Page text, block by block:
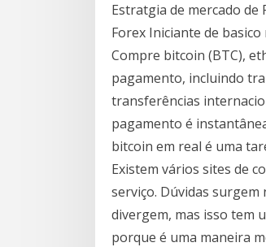
Estratgia de mercado
Forex Iniciante de
Compre bitcoin (BTC),
pagamento, incluindo
transferências
pagamento é
bitcoin em real é uma
Existem vários sites de
serviço. Dúvidas
divergem, mas isso tem
porque é uma maneira